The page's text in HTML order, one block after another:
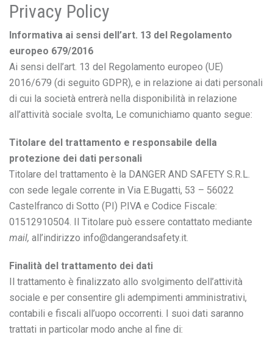
Privacy Policy
Informativa ai sensi dell’art. 13 del Regolamento
europeo 679/2016
Ai sensi dell’art. 13 del Regolamento europeo (UE)
2016/679 (di seguito GDPR), e in relazione ai dati personali
di cui la società entrerà nella disponibilità in relazione
all’attività sociale svolta, Le comunichiamo quanto segue:
Titolare del trattamento e responsabile della
protezione dei dati personali
Titolare del trattamento è la DANGER AND SAFETY S.R.L.
con sede legale corrente in Via E.Bugatti, 53 – 56022
Castelfranco di Sotto (PI) P.IVA e Codice Fiscale:
01512910504. Il Titolare può essere contattato mediante
mail, all’indirizzo info@dangerandsafety.it.
Finalità del trattamento dei dati
Il trattamento è finalizzato allo svolgimento dell’attività
sociale e per consentire gli adempimenti amministrativi,
contabili e fiscali all’uopo occorrenti. I suoi dati saranno
trattati in particolar modo anche al fine di: